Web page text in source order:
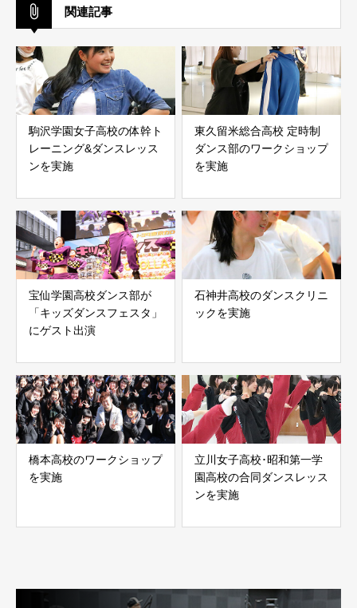
関連記事
駒沢学園女子高校の体幹ト
レーニング&ダンスレッス
ンを実施
東久留米総合高校 定時制
ダンス部のワークショップ
を実施
宝仙学園高校ダンス部が
「キッズダンスフェスタ」
にゲスト出演
石神井高校のダンスクリニ
ックを実施
橋本高校のワークショップ
を実施
立川女子高校･昭和第一学
園高校の合同ダンスレッス
ンを実施